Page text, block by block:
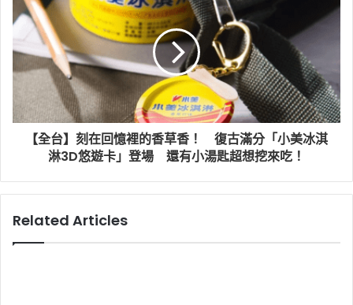
【全台】刻在回憶裡的香草香！ 復古滿分「小美冰淇
淋3D悠遊卡」登場 還有小湯匙超想挖來吃！
Related Articles